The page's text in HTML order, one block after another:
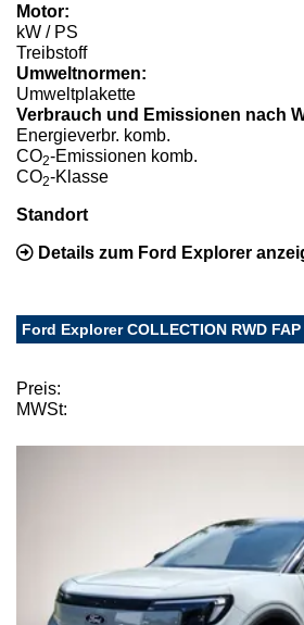
Motor:
kW / PS
Treibstoff
Umweltnormen:
Umweltplakette
Verbrauch und Emissionen nach
Energieverbr. komb.
CO2-Emissionen komb.
CO2-Klasse
Standort
Details zum Ford Explorer
Ford Explorer COLLECTION RWD
Preis:
MWSt: